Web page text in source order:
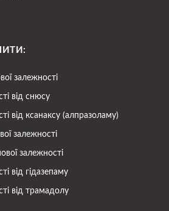
залежності
від снюсу
від ксанаксу (алпразоламу)
залежності
залежності
від гідазепаму
від трамадолу